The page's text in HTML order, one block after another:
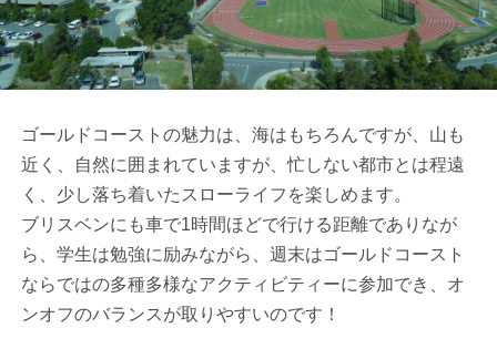
ゴールドコーストの魅力は、海はもちろんですが、山も
近く、自然に囲まれていますが、忙しない都市とは程遠
く、少し落ち着いたスローライフを楽しめます。
ブリスベンにも車で1時間ほどで行ける距離でありなが
ら、学生は勉強に励みながら、週末はゴールドコースト
ならではの多種多様なアクティビティーに参加でき、オ
ンオフのバランスが取りやすいのです！